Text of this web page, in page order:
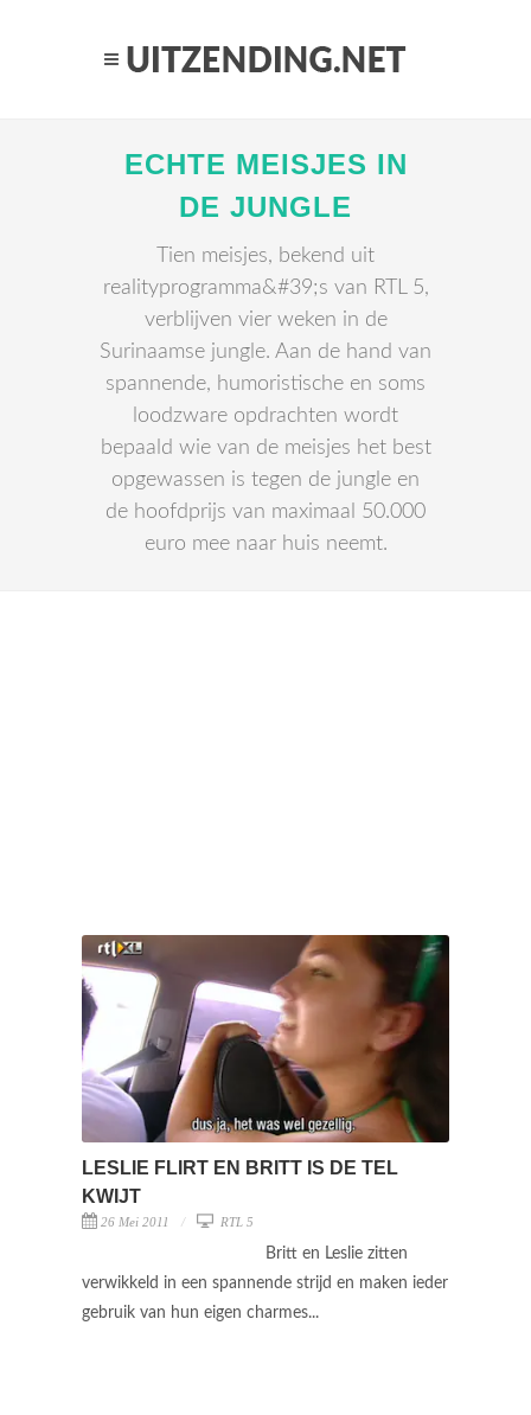
ECHTE MEISJES IN
DE JUNGLE
Tien meisjes, bekend uit
realityprogramma&#39;s van RTL 5,
verblijven vier weken in de
Surinaamse jungle. Aan de hand van
spannende, humoristische en soms
loodzware opdrachten wordt
bepaald wie van de meisjes het best
opgewassen is tegen de jungle en
de hoofdprijs van maximaal 50.000
euro mee naar huis neemt.
LESLIE FLIRT EN BRITT IS DE TEL
KWIJT
26 Mei 2011 RTL 5
Britt en Leslie zitten
verwikkeld in een spannende strijd en maken ieder
gebruik van hun eigen charmes...